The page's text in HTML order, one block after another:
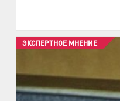
ЭКСПЕРТНОЕ МНЕНИЕ